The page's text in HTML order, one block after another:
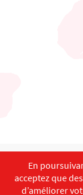
Copyright ©
En
acceptez que
d’améliorer